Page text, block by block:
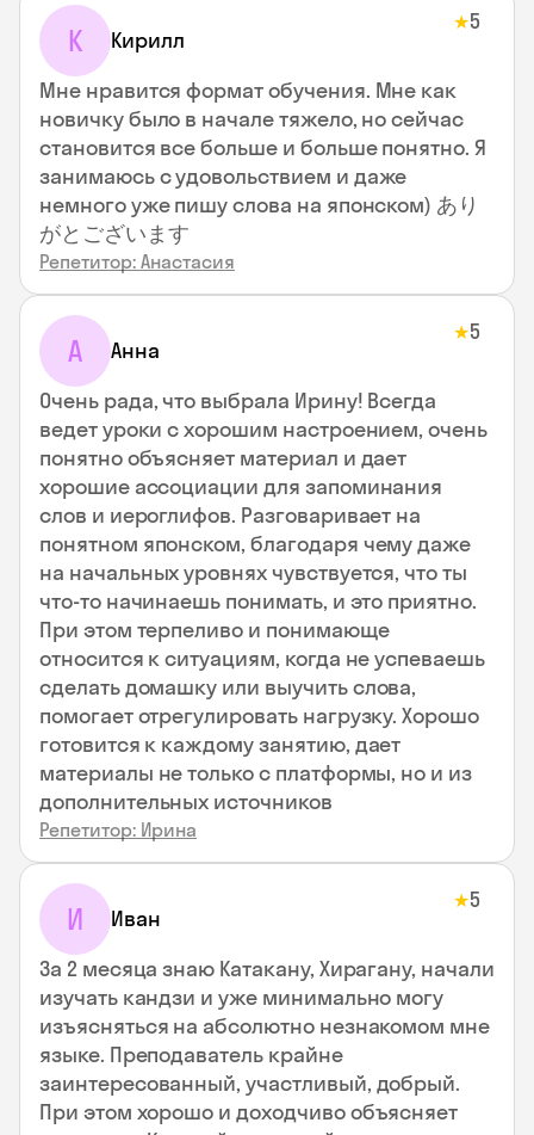
К Кирилл
★5
Мне нравится формат обучения. Мне как
новичку было в начале тяжело, но сейчас
становится все больше и больше понятно. Я
занимаюсь с удовольствием и даже
немного уже пишу слова на японском) あり
がとございます
Репетитор: Анастасия
А Анна
★5
Очень рада, что выбрала Ирину! Всегда
ведет уроки с хорошим настроением, очень
понятно объясняет материал и дает
хорошие ассоциации для запоминания
слов и иероглифов. Разговаривает на
понятном японском, благодаря чему даже
на начальных уровнях чувствуется, что ты
что-то начинаешь понимать, и это приятно.
При этом терпеливо и понимающе
относится к ситуациям, когда не успеваешь
сделать домашку или выучить слова,
помогает отрегулировать нагрузку. Хорошо
готовится к каждому занятию, дает
материалы не только с платформы, но и из
дополнительных источников
Репетитор: Ирина
И Иван
★5
За 2 месяца знаю Катакану, Хирагану, начали
изучать кандзи и уже минимально могу
изъясняться на абсолютно незнакомом мне
языке. Преподаватель крайне
заинтересованный, участливый, добрый.
При этом хорошо и доходчиво объясняет